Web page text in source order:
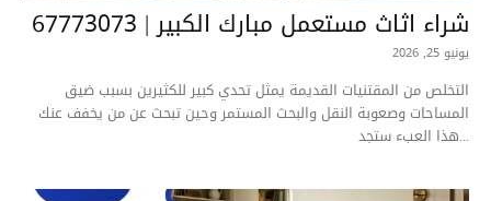
شراء اثاث مستعمل مبارك الكبير | 67773073
يونيو 25, 2026
التخلص من المقتنيات القديمة يمثل تحدي كبير للكثيرين بسبب ضيق
المساحات وصعوبة النقل والبحث المستمر وحين تبحث عن من يخفف عنك
هذا العبء ستجد...